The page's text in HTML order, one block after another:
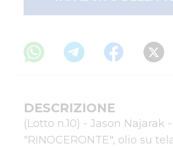
DESCRIZIONE
(Lotto n.10) - Jason Najarak -
"RINOCERONTE", olio su